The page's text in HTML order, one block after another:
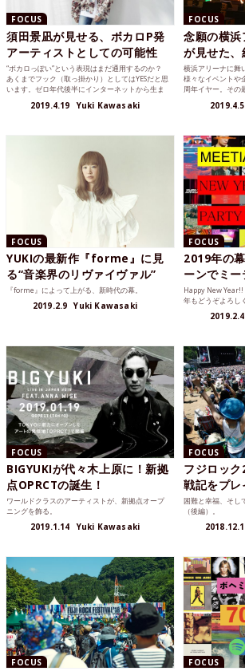
FOCUS
須田景凪が見せる、ボカロP発
アーティストとしての可能性
“ボカロっぽい”という表現はまだ通用するのか？
あくまでフック（取っ掛かり）としてはYESだと思
います。ゼロ年代後半にインターネットから生ま
2019.4.19 Yuki Kawasaki
FOCUS
念願の横浜
が見せた
横浜アリーナに舞
様々なイベントや
周年イヤー。その
2019.4.5
FOCUS
YUKIの最新作『forme』に見
る“音楽界のリヴァイヴァル”
『forme』によって上がる、新時代の幕。
2019.2.9 Yuki Kawasaki
FOCUS
2019年の
ーンでミー
Happy New Year!!
年もどうぞよろし
2019.2.4
FOCUS
BIGYUKIが代々木上原に！新拠
点OPRCTの誕生！
ワールドクラスのアーティストが、新拠点オープ
ニングを飾る。
2019.1.14 Yuki Kawasaki
FOCUS
フジロッ
戦記をプレ
困難と幸福、そし
（後編）。
FOCUS FOCUS